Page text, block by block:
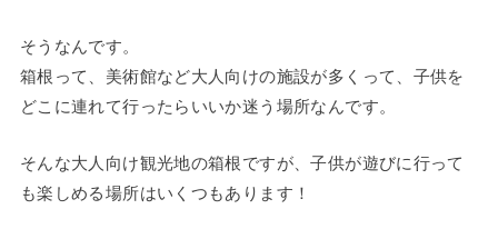
そうなんです。
箱根って、美術館など大人向けの施設が多くって、子供を
どこに連れて行ったらいいか迷う場所なんです。
そんな大人向け観光地の箱根ですが、子供が遊びに行って
も楽しめる場所はいくつもあります！